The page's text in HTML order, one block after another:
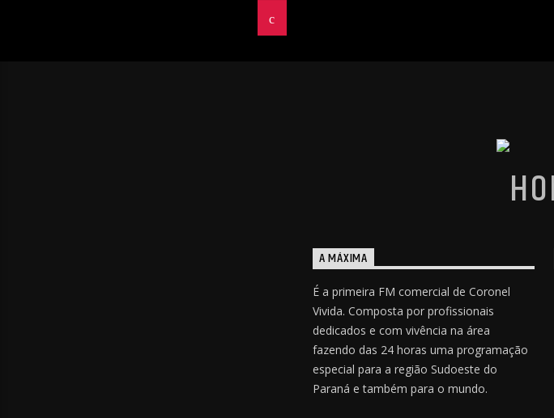
A MÁXIMA
É a primeira FM comercial de Coronel
Vivida. Composta por profissionais
dedicados e com vivência na área
fazendo das 24 horas uma programação
especial para a região Sudoeste do
Paraná e também para o mundo.